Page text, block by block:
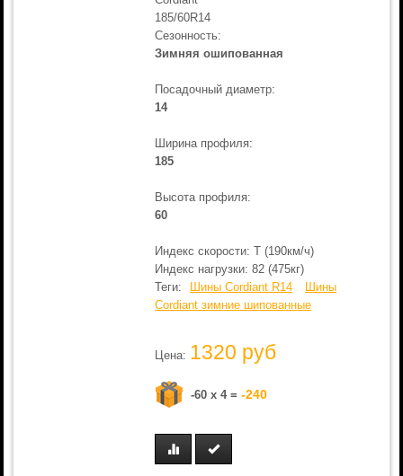
185/60R14
Сезонность:
Зимняя ошипованная
Посадочный диаметр:
14
Ширина профиля:
185
Высота профиля:
60
Индекс скорости: T (190км/ч)
Индекс нагрузки: 82 (475кг)
Теги:
Шины Cordiant R14
Шины
Cordiant зимние шипованные
Цена: 1320 руб
-60 x 4 =-240